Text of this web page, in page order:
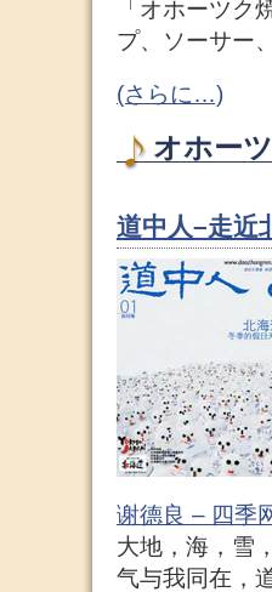
「オホーツ
プ、ソーサー
(さらに…)
オホー
道中人–走近
谢德良 – 四季
大地，海，雪
气与我同在，